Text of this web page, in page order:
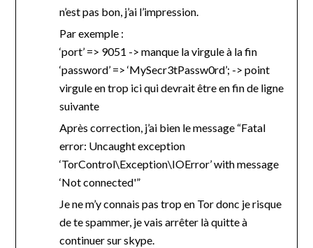
n’est pas bon, j’ai l’impression.
Par exemple :
‘port’ => 9051 -> manque la virgule à la fin
‘password’ => ‘MySecr3tPassw0rd’; -> point
virgule en trop ici qui devrait être en fin de ligne
suivante
Après correction, j’ai bien le message “Fatal
error: Uncaught exception
‘TorControl\Exception\IOError’ with message
‘Not connected'”
Je ne m’y connais pas trop en Tor donc je risque
de te spammer, je vais arrêter là quitte à
continuer sur skype.